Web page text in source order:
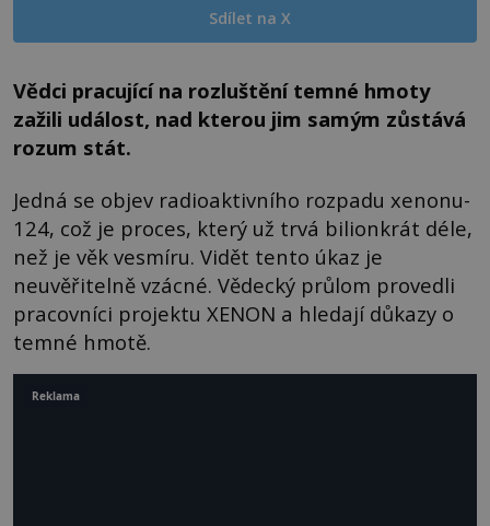
Sdílet na X
Vědci pracující na rozluštění temné hmoty
zažili událost, nad kterou jim samým zůstává
rozum stát.
Jedná se objev radioaktivního rozpadu xenonu-
124, což je proces, který už trvá bilionkrát déle,
než je věk vesmíru. Vidět tento úkaz je
neuvěřitelně vzácné. Vědecký průlom provedli
pracovníci projektu XENON a hledají důkazy o
temné hmotě.
Reklama